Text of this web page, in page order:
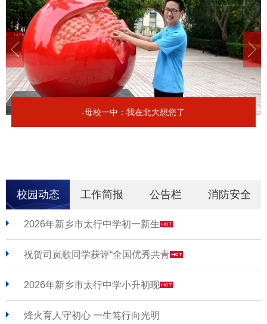
-母校一中：我在北大想您了
校园动态 工作简报 公告栏 消防安全
2026年新乡市太行中学初一新生
祝贺司岚歌同学获评“全国优秀共青
2026年新乡市太行中学小升初现
烽火育人守初心 一生笃行向光明